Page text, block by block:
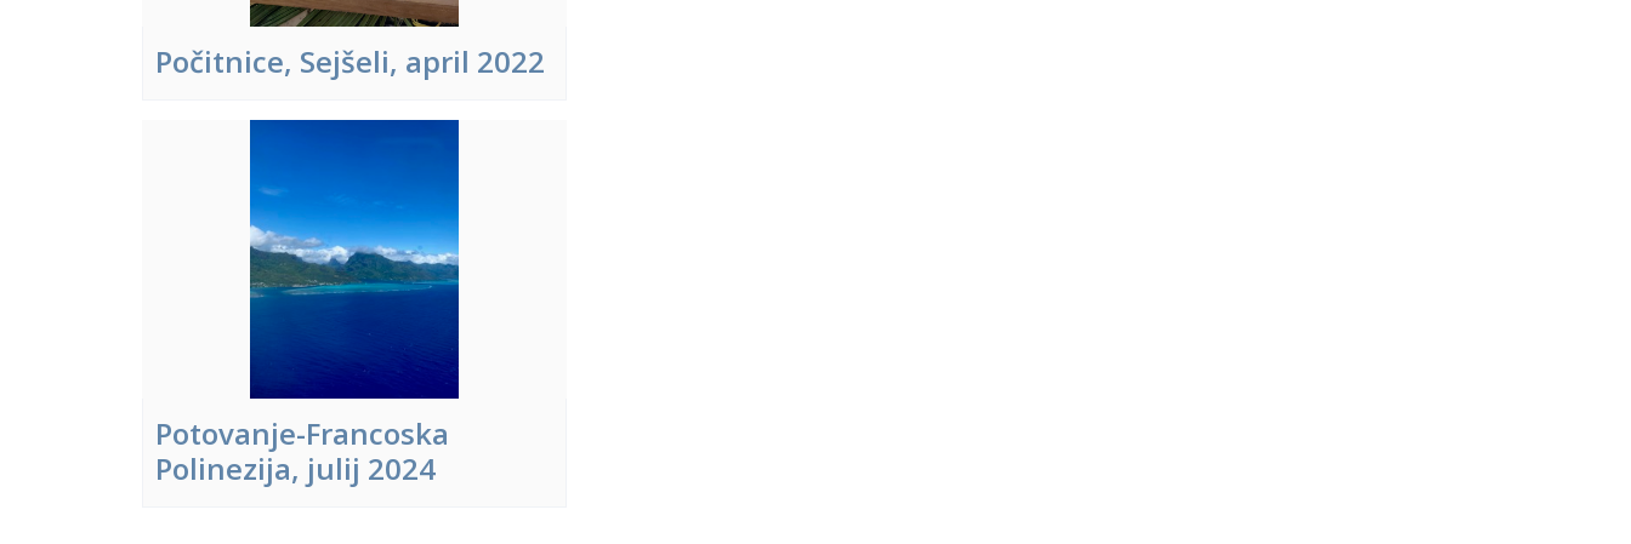
Počitnice, Sejšeli, april 2022
Potovanje-Francoska
Polinezija, julij 2024